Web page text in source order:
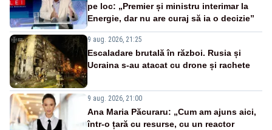
pe loc: „Premier și ministru interimar la
Energie, dar nu are curaj să ia o decizie”
9 aug. 2026, 21:25
Escaladare brutală în război. Rusia și
Ucraina s-au atacat cu drone și rachete
9 aug. 2026, 21:00
Ana Maria Păcuraru: „Cum am ajuns aici,
într-o țară cu resurse, cu un reactor